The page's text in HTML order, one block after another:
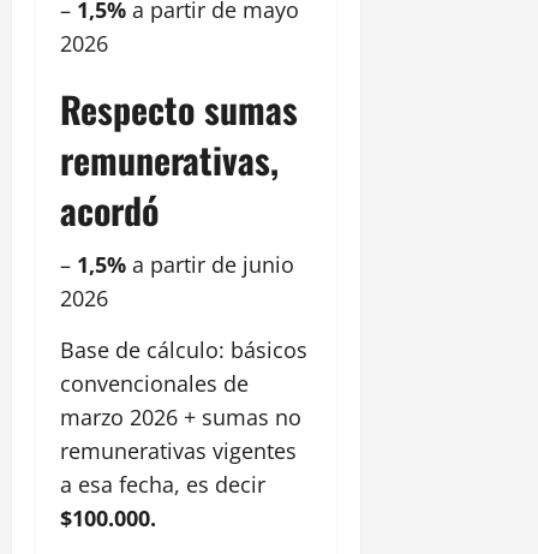
– 1,5% a partir de mayo
2026
Respecto sumas
remunerativas,
acordó
– 1,5% a partir de junio
2026
Base de cálculo: básicos
convencionales de
marzo 2026 + sumas no
remunerativas vigentes
a esa fecha, es decir
$100.000.